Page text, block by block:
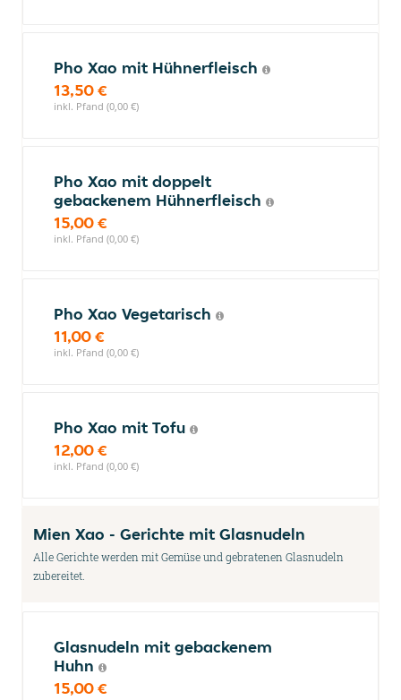
Pho Xao mit Hühnerfleisch
13,50 €
inkl. Pfand (0,00 €)
Pho Xao mit doppelt
gebackenem Hühnerfleisch
15,00 €
inkl. Pfand (0,00 €)
Pho Xao Vegetarisch
11,00 €
inkl. Pfand (0,00 €)
Pho Xao mit Tofu
12,00 €
inkl. Pfand (0,00 €)
Mien Xao - Gerichte mit Glasnudeln
Alle Gerichte werden mit Gemüse und gebratenen Glasnudeln
zubereitet.
Glasnudeln mit gebackenem
Huhn
15,00 €